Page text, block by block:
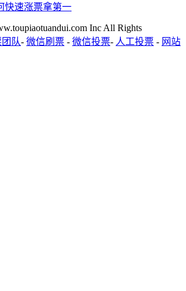
快速涨票拿第一
Inc All Rights
队- 微信刷票 - 微信投票- 人工投票 - 网站